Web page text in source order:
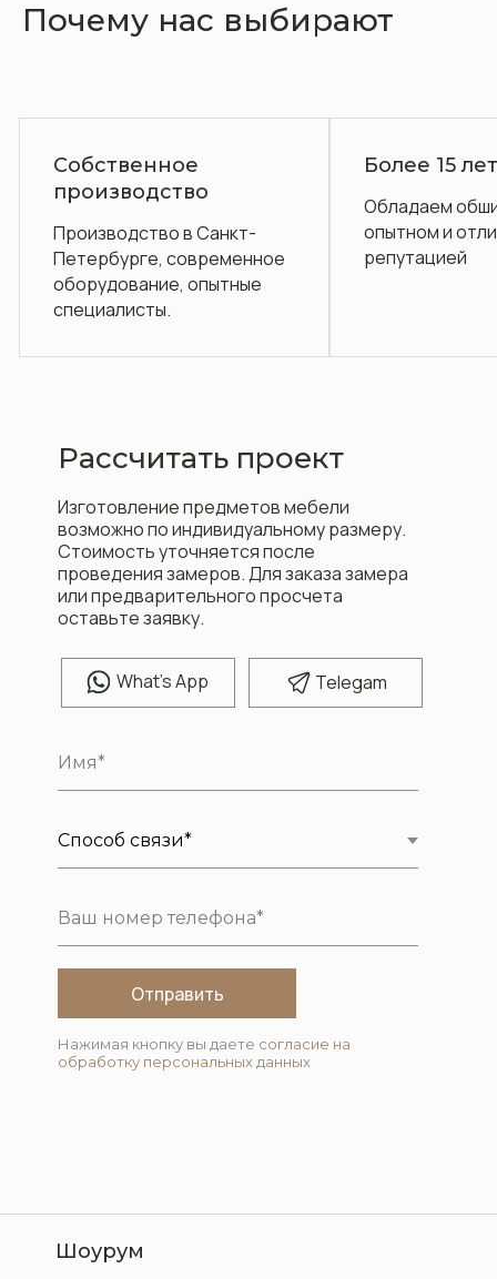
Почему нас выбирают
Санкт-
Более 15 лет на рынке
Обладаем обширным
опытном и отличной
репутацией
What's App Telegam
Рассчитать проект
Изготовление предметов мебели
возможно по индивидуальному размеру.
Стоимость уточняется после
проведения замеров. Для заказа замера
или предварительного просчета
оставьте заявку.
Отправить
Нажимая кнопку вы даете согласие на
обработку персональных данных
Шоурум